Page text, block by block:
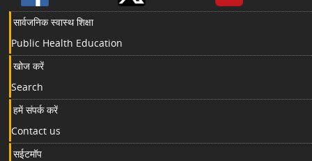
सार्वजनिक स्वास्थ शिक्षा
Public Health Education
खोज करें
Search
हमें संपर्क करें
Contact us
सईटमॉप